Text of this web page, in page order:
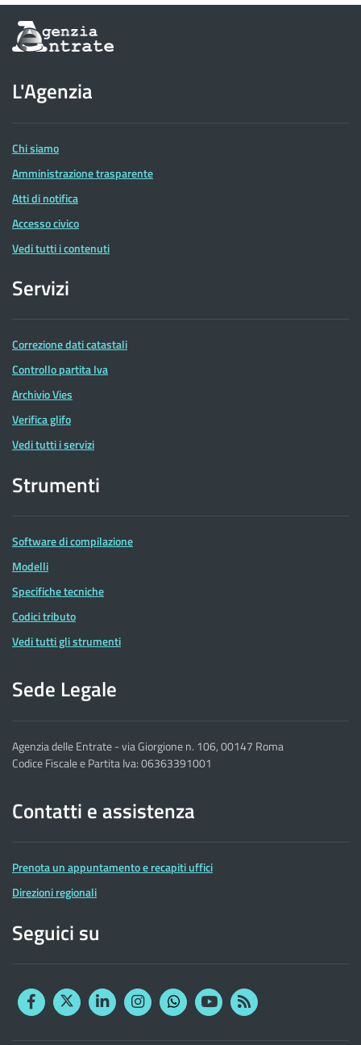
Informazioni
sul
dell'Agenzia
delle
Entrate
L'Agenzia
Chi siamo
Amministrazione trasparente
Atti di notifica
Accesso civico
Vedi tutti i contenuti
Servizi
Correzione dati catastali
Controllo partita Iva
Archivio Vies
Verifica glifo
Vedi tutti i servizi
Strumenti
Software di compilazione
Modelli
Specifiche tecniche
Codici tributo
Vedi tutti gli strumenti
Sede Legale
Agenzia delle Entrate - via Giorgione n. 106, 00147 Roma
Codice Fiscale e Partita Iva: 06363391001
Contatti e assistenza
Prenota un appuntamento e recapiti uffici
Direzioni regionali
Seguici su
FacebookTwitterLinkedinInstagram
YouTubeRSS